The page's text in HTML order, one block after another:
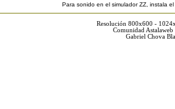
Para sonido en el simulador ZZ, instala
Resolución 800x600 -
Comunidad
Gabriel Chova